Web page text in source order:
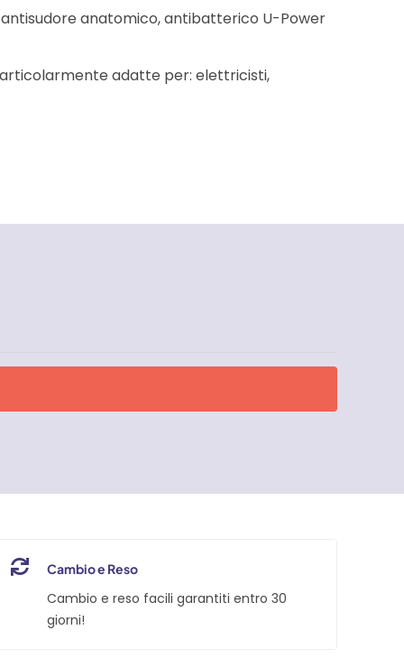
anatomico, antibatterico U-Power
adatte per: elettricisti,
Cambio e Reso
Cambio e reso facili garantiti entro 30
giorni!